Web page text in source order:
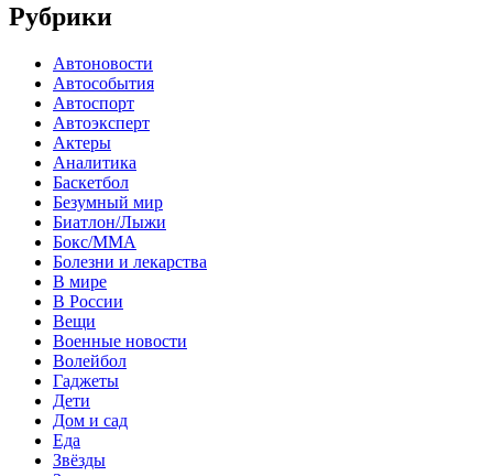
Рубрики
Автоновости
Автособытия
Автоспорт
Автоэксперт
Актеры
Аналитика
Баскетбол
Безумный мир
Биатлон/Лыжи
Бокс/MMA
Болезни и лекарства
В мире
В России
Вещи
Военные новости
Волейбол
Гаджеты
Дети
Дом и сад
Еда
Звёзды